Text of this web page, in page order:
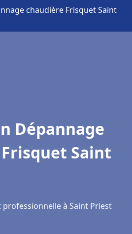
chaudière Frisquet Saint
Dépannage
Saint
à Saint Priest